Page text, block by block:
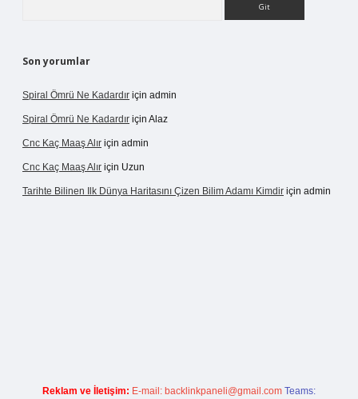
Son yorumlar
Spiral Ömrü Ne Kadardır için admin
Spiral Ömrü Ne Kadardır için Alaz
Cnc Kaç Maaş Alır için admin
Cnc Kaç Maaş Alır için Uzun
Tarihte Bilinen Ilk Dünya Haritasını Çizen Bilim Adamı Kimdir için admin
Reklam ve İletişim: E-mail: backlinkpaneli@gmail.com Teams: